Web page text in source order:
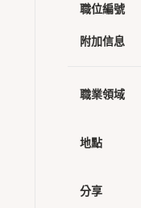
職位編號
附加信息
職業領域
地點
分享